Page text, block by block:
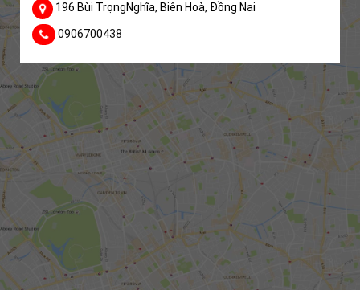
196 Bùi TrọngNghĩa, Biên Hoà, Đồng Nai
0906700438